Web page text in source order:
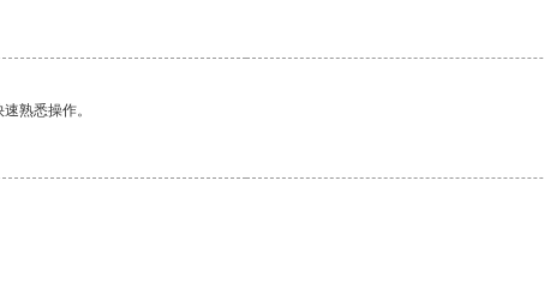
熟悉操作。